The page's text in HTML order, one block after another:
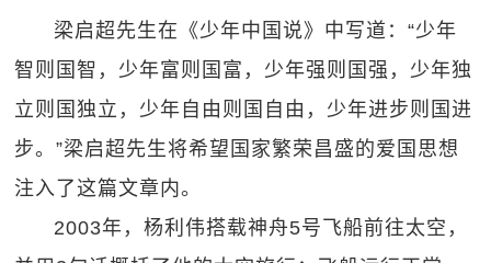
梁启超先生在《少年中国说》中写道：“少年
智则国智，少年富则国富，少年强则国强，少年独
立则国独立，少年自由则国自由，少年进步则国进
步。”梁启超先生将希望国家繁荣昌盛的爱国思想
注入了这篇文章内。
2003年，杨利伟搭载神舟5号飞船前往太空，